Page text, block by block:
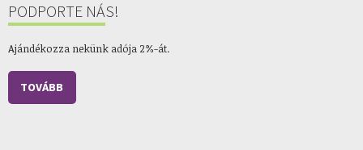
PODPORTE NÁS!
Ajándékozza nekünk adója 2%-át.
TOVÁBB